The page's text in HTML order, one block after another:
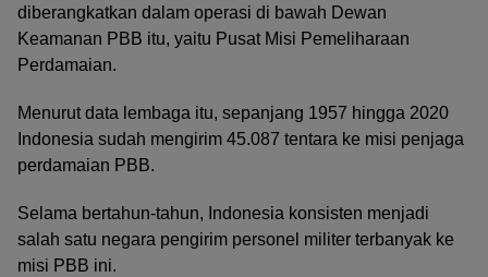
diberangkatkan dalam operasi di bawah Dewan
Keamanan PBB itu, yaitu Pusat Misi Pemeliharaan
Perdamaian.
Menurut data lembaga itu, sepanjang 1957 hingga 2020
Indonesia sudah mengirim 45.087 tentara ke misi penjaga
perdamaian PBB.
Selama bertahun-tahun, Indonesia konsisten menjadi
salah satu negara pengirim personel militer terbanyak ke
misi PBB ini.